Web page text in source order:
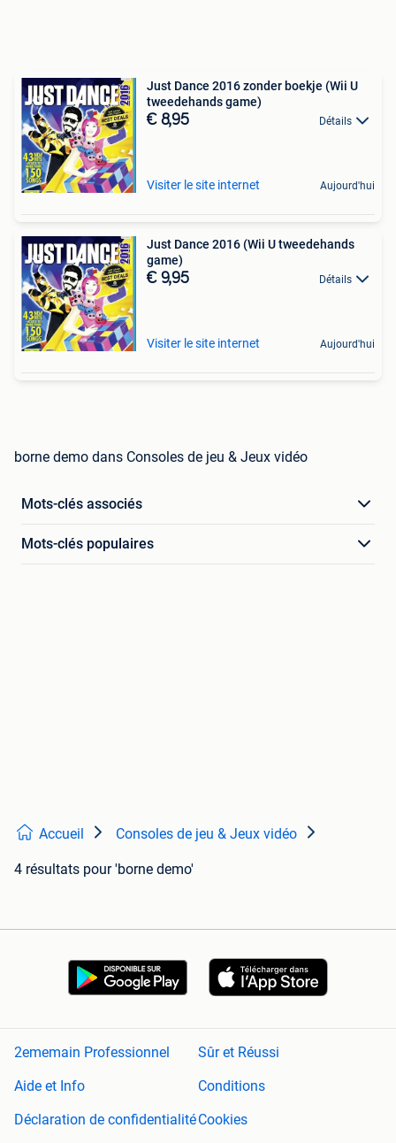
Just Dance 2016 zonder boekje (Wii U
tweedehands game)
€ 8,95 Détails
Visiter le site internet Aujourd'hui
Just Dance 2016 (Wii U tweedehands
game)
€ 9,95 Détails
Visiter le site internet Aujourd'hui
borne demo dans Consoles de jeu & Jeux vidéo
Mots-clés associés
Mots-clés populaires
Accueil Consoles de jeu & Jeux vidéo
4 résultats pour 'borne demo'
2ememain Professionnel
Sûr et Réussi
Aide et Info
Conditions
Déclaration de confidentialitéCookies